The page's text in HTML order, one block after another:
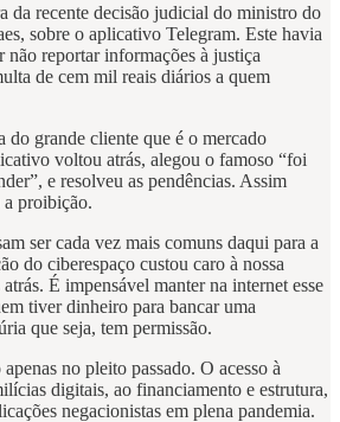
da recente decisão judicial do ministro do
sobre o aplicativo Telegram. Este havia
reportar informações à justiça
de cem mil reais diários a quem
do grande cliente que é o mercado
voltou atrás, alegou o famoso “foi
e resolveu as pendências. Assim
proibição.
ser cada vez mais comuns daqui para a
do ciberespaço custou caro à nossa
É impensável manter na internet esse
tiver dinheiro para bancar uma
que seja, tem permissão.
no pleito passado. O acesso à
digitais, ao financiamento e estrutura,
negacionistas em plena pandemia.